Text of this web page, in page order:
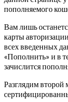
пополняемого
Вам лишь
карты
всех введенных
«Пополнить» и в
зачислится
Разглядим